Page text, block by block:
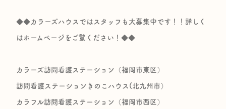
◆◆カラーズハウスではスタッフも大募集中です！！詳しく
はホームページをご覧ください！◆◆
カラーズ訪問看護ステーション（福岡市東区）
訪問看護ステーションきのこハウス(北九州市）
カラフル訪問看護ステーション（福岡市西区）